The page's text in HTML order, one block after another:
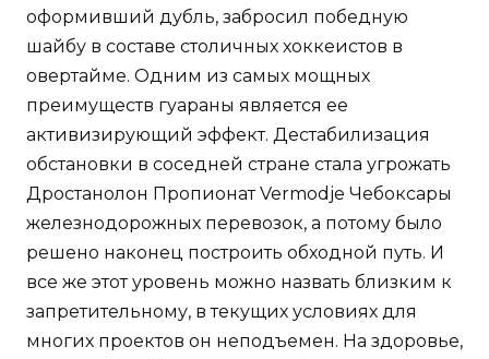
оформивший дубль, забросил победную
шайбу в составе столичных хоккеистов в
овертайме. Одним из самых мощных
преимуществ гуараны является ее
активизирующий эффект. Дестабилизация
обстановки в соседней стране стала угрожать
Дростанолон Пропионат Vermodje Чебоксары
железнодорожных перевозок, а потому было
решено наконец построить обходной путь. И
все же этот уровень можно назвать близким к
запретительному, в текущих условиях для
многих проектов он неподъемен. На здоровье,